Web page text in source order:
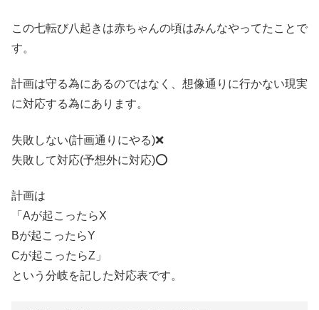
この七転び八起きは赤ちゃんの頃はみんなやってたことで
す。
計画は守る為にあるのではなく、想像通りに行かない現実
に対応する為にあります。
失敗しない(計画通りにやる)❌️
失敗して対応(予想外に対応)⭕️
計画は
「Aが起こったらX
Bが起こったらY
Cが起こったらZ」
という分岐を記した対応表です。